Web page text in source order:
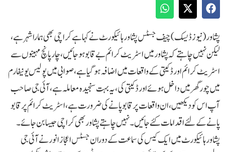
پشاور(نیوز ڈیسک) چیف جسٹس پشاور ہائیکورٹ نے کہا ہےکراچی بھی ہمارا شہر ہے،
لیکن نہیں چاہتے کہ پشاور میں اسٹریٹ کرائم بے قابو ہوجائیں، چار پانچ مہینوں سے
اسٹریٹ کرائم اور ڈکیتی کے واقعات میں اضافہ ہوگیا ہے، صوابی میں پولیس یونیفارم
میں چور گھر میں داخل ہوئے اور ڈکیتی کی، یہ بہت سنجیدہ معاملہ ہے، آئی جی صاحب
آپ اس کو دیکھیں، ان واقعات پر قابو پانے کی ضرورت ہے، اسٹریٹ کرائم پر قابو
پانے کے لئے اقدامات کئے جائیں۔ نہیں چاہتے پشاور بھی کراچی جیسا بن جائے۔
پشاور ہائیکورٹ میں ایک کیس کی سماعت کے دوران جسٹس اعجاز انور نے آئی جی